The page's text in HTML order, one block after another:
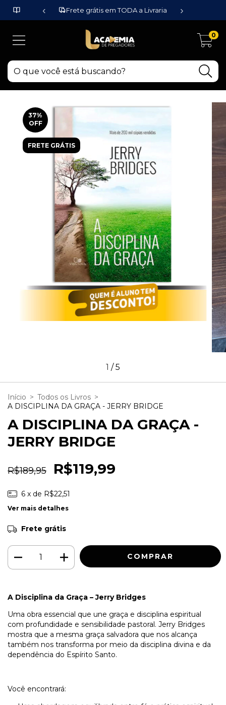
0
37%
OFF
FRETE GRÁTIS
1 /5
Início > Todos os Livros >
A DISCIPLINA DA GRAÇA - JERRY BRIDGE
A DISCIPLINA DA GRAÇA -
JERRY BRIDGE
R$189,95 R$119,99
6 x de R$22,51
Ver mais detalhes
Frete grátis
A Disciplina da Graça – Jerry Bridges
Uma obra essencial que une graça e disciplina espiritual
com profundidade e sensibilidade pastoral. Jerry Bridges
mostra que a mesma graça salvadora que nos alcança
também nos transforma por meio da disciplina divina e da
dependência do Espírito Santo.
Você encontrará:
‹ Frete grátis em TODA a Livraria ›